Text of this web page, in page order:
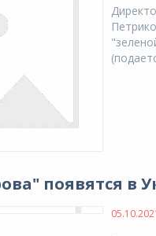
появятся в